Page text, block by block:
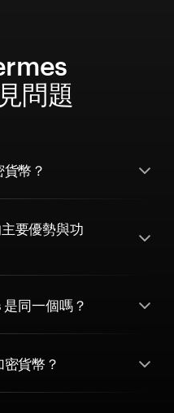
問題
幣？
要優勢與功
同一個嗎？
貨幣？